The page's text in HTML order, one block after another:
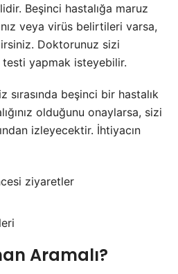
Beşinci hastalığa maruz
veya virüs belirtileri varsa,
Doktorunuz sizi
yapmak isteyebilir.
beşinci bir hastalık
olduğunu onaylarsa, sizi
izleyecektir. İhtiyacın
ziyaretler
Aramalı?